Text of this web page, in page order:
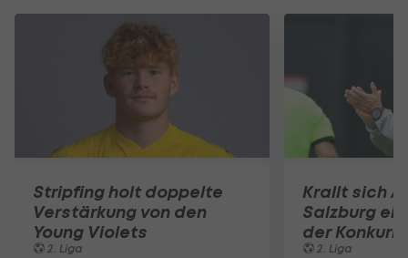
Stripfing holt doppelte
Verstärkung von den
Young Violets
2. Liga
Krallt sich
Salzburg
der
2. Liga